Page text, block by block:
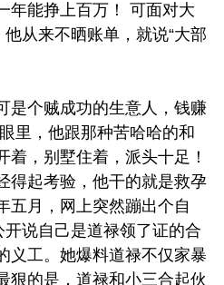
年能挣上百万！ 可面对大
他从来不晒账单，就说“大部
是个贼成功的生意人，钱赚
里，他跟那种苦哈哈的和
，别墅住着，派头十足！
得起考验，他干的就是救孕
五月，网上突然蹦出个自
开说自己是道禄领了证的合
义工。她爆料道禄不仅家暴
狠的是，道禄和小三合起伙